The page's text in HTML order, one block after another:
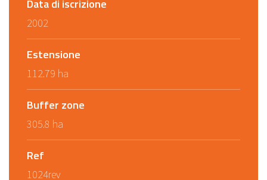
Data di iscrizione
2002
Estensione
112.79 ha
Buffer zone
305.8 ha
Ref
1024rev